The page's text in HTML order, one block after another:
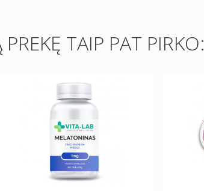
TAIP PAT PIRKO: